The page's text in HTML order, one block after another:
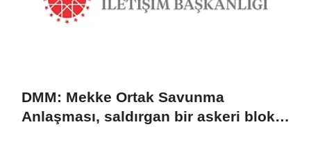
DMM: Mekke Ortak Savunma
Anlaşması, saldırgan bir askeri blok